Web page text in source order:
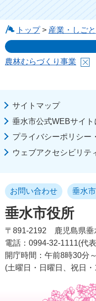
トップ> 産業・しごと
農林むらづくり事業
サイトマップ
垂水市公式WEBサイト
プライバシーポリシー
ウェブアクセシビリテ
垂水市役所
お問い合わせ 垂水
〒891-2192
鹿児島県
電話：0994-32-1111(代
開庁時間：午前8時30分
(土曜日・日曜日、祝日